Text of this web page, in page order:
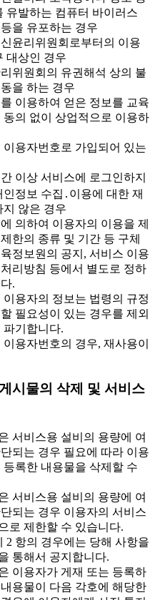
유발하는 컴퓨터 바이러스
을 유포하는 경우
윤리위원회로부터의 이용
대상인 경우
위원회의 유권해석 상의 불
을 하는 경우
이용하여 얻은 정보를 교육
동의 없이 상업적으로 이용하
이용자번호로 가입되어 있는
이상 서비스에 로그인하지
인정보 수집․이용에 대한 재
지 않은 경우
의하여 이용자의 이용을 제
한의 종류 및 기간 등 구체
정보원의 공지, 서비스 이용
리방침 등에서 별도로 정하
.
용자의 정보는 법령의 규정
필요성이 있는 경우를 제외
파기합니다.
용자번호의 경우, 재사용이
시물의 삭제 및 서비스
서비스용 설비의 용량에 여
되는 경우 필요에 따라 이용
등록한 내용물을 삭제할 수
서비스용 설비의 용량에 여
되는 경우 이용자의 서비스
로 제한할 수 있습니다.
2 항의 경우에는 당해 사항을
통해서 공지합니다.
이용자가 게재 또는 등록하
용물이 다음 각호에 해당한